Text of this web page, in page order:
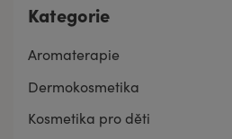
Kategorie
Aromaterapie
Dermokosmetika
Kosmetika pro děti